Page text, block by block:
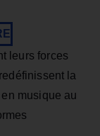
leurs forces
la
musique au